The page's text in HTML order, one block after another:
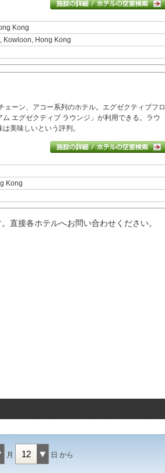
Kong
Kowloon, Hong Kong
ェーン、アコー系列のホテル。 エグゼクティブフロ
エグゼクティブ ラウンジ」が利用できる。 ラウ
美味しいという評判。
Kong
直接各ホテルへお問い合わせください。
月 日 から